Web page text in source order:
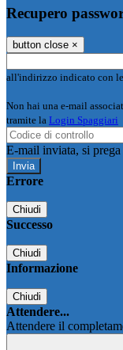
Recupero
button close ×
all'indirizzo indicato con
Non hai una e-mail
tramite la Login Spaggiari
E-mail inviata, si
Errore
Chiudi
Successo
Chiudi
Informazione
Chiudi
Attendere...
Attendere il